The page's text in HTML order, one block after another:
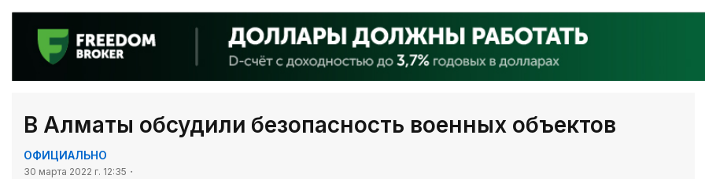
В Алматы обсудили безопасность военных объектов
ОФИЦИАЛЬНО
30 марта 2022 г. 12:35